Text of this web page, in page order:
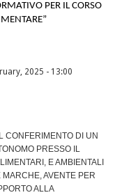
PER IL CORSO
2025 - 13:00
CONFERIMENTO DI UN
PRESSO IL
E AMBIENTALI
AVENTE PER
ALLA